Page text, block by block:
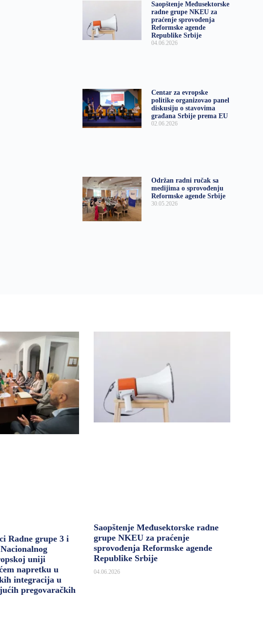
Saopštenje Međusektorske
radne grupe NKEU za
praćenje sprovođenja
Reformske agende
Republike Srbije
04.06.2026
Centar za evropske
politike organizovao panel
diskusiju o stavovima
građana Srbije prema EU
02.06.2026
Održan radni ručak sa
medijima o sprovođenju
Reformske agende Srbije
30.05.2026
Radne grupe 3 i
uniji
napretku u
integracija u
pregovaračkih
Saopštenje Međusektorske radne
grupe NKEU za praćenje
sprovođenja Reformske agende
Republike Srbije
04.06.2026